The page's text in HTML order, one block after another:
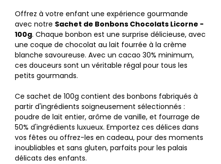
Offrez à votre enfant une expérience gourmande
avec notre Sachet de Bonbons Chocolats Licorne -
100g. Chaque bonbon est une surprise délicieuse, avec
une coque de chocolat au lait fourrée à la crème
blanche savoureuse. Avec un cacao 30% minimum,
ces douceurs sont un véritable régal pour tous les
petits gourmands.
Ce sachet de 100g contient des bonbons fabriqués à
partir d'ingrédients soigneusement sélectionnés :
poudre de lait entier, arôme de vanille, et fourrage de
50% d'ingrédients luxueux. Emportez ces délices dans
vos fêtes ou offrez-les en cadeau, pour des moments
inoubliables et sans gluten, parfaits pour les palais
délicats des enfants.